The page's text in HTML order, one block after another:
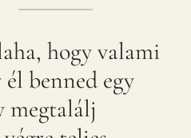
hogy valami
benned egy
megtalálj